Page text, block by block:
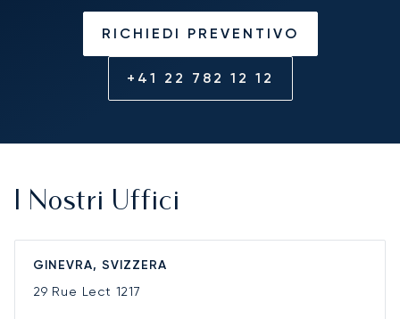
RICHIEDI PREVENTIVO
+41 22 782 12 12
I Nostri Uffici
GINEVRA, SVIZZERA
29 Rue Lect 1217